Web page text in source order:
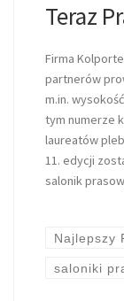
Teraz
Firma
partnerów
m.in.
tym numerze
laureatów
11. edycji
salonik
Najlepszy
saloniki